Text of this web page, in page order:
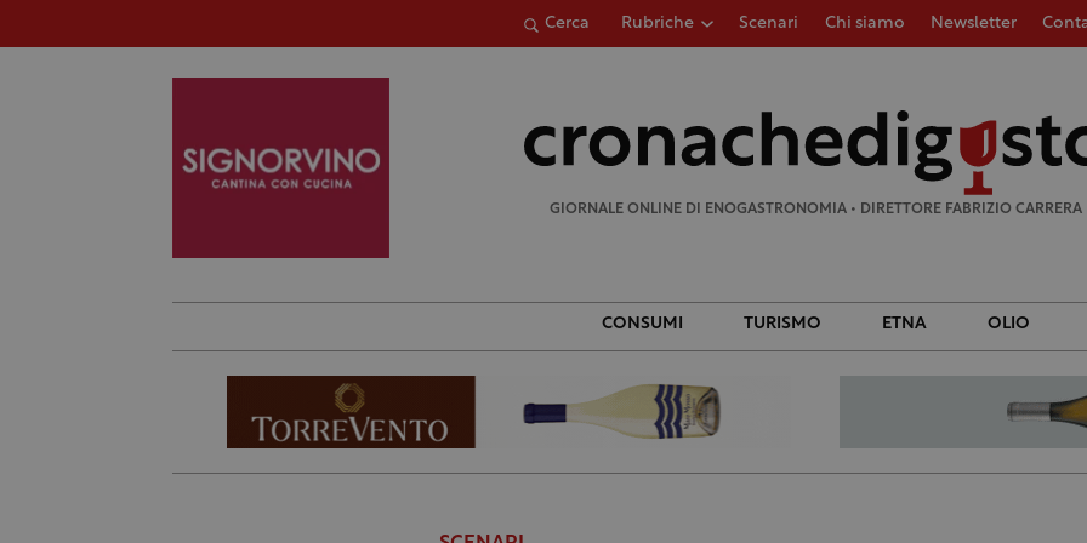
Cerca Rubriche Scenari Chi siamo Newsletter
GIORNALE ONLINE DI ENOGASTRONOMIA • DIRETTORE FABRIZIO CARRERA
CONSUMI TURISMO ETNA OLIO